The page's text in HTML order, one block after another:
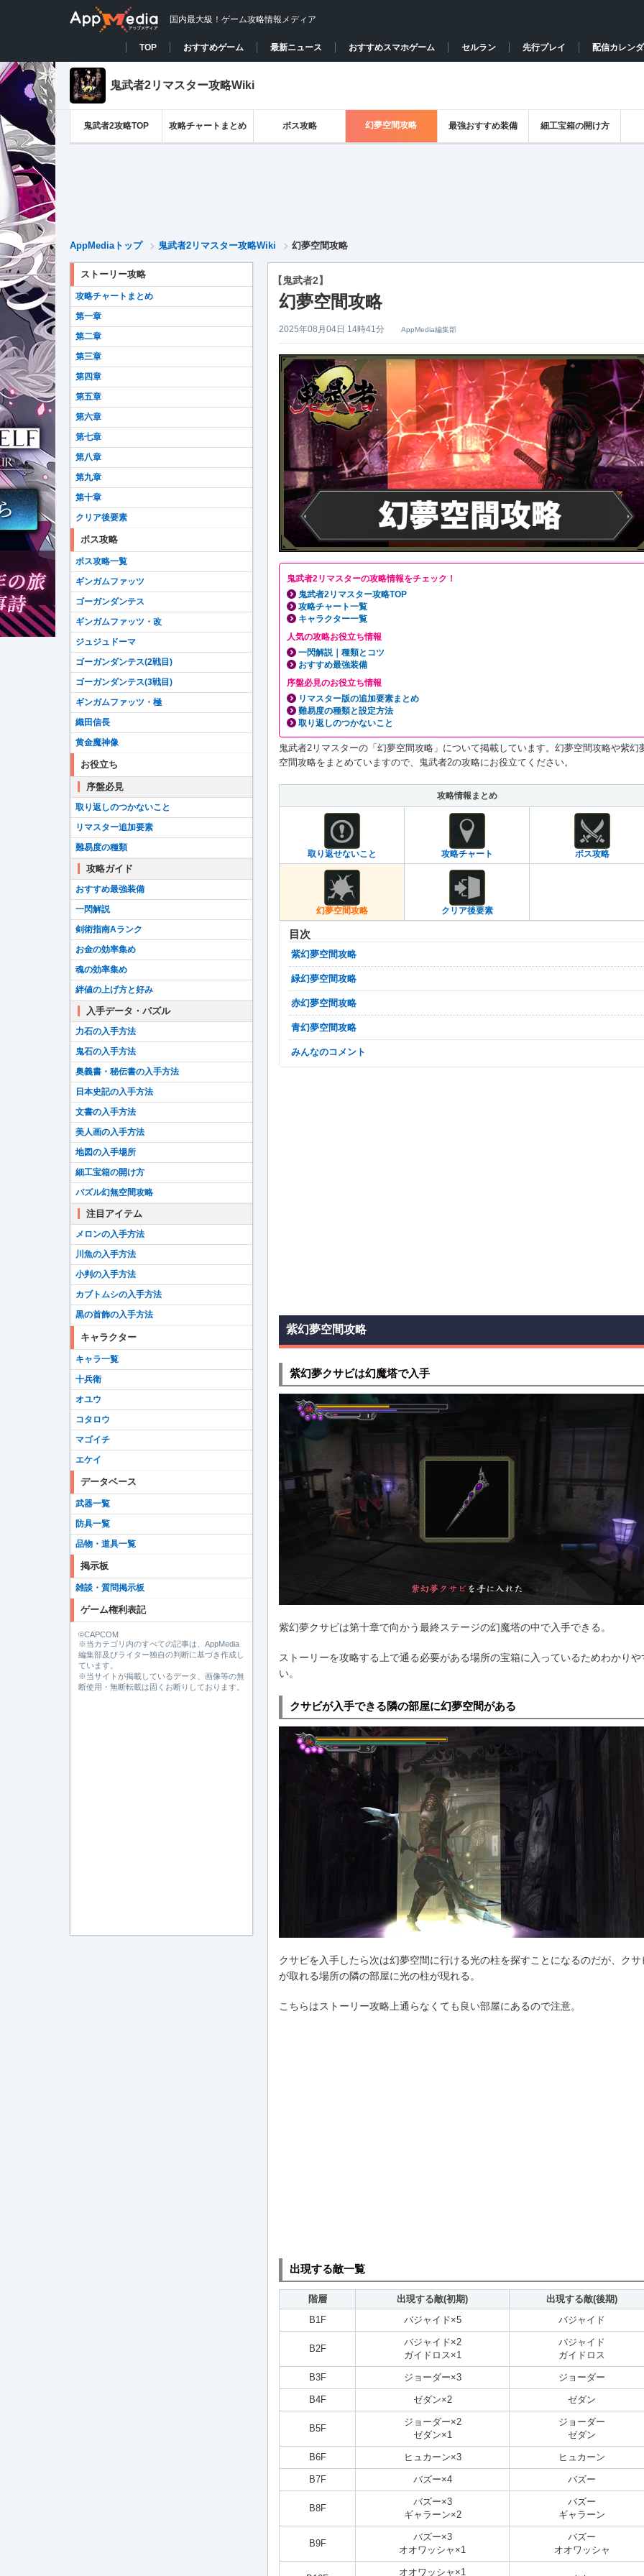
国内最大級！ゲーム攻略情報メディア
TOP おすすめゲーム 最新ニュース おすすめスマホゲーム セルラン 先行プレイ 配信カレン
鬼武者2リマスター攻略Wiki
鬼武者2攻略TOP 攻略チャートまとめ ボス攻略 幻夢空間攻略 最強おすすめ装備 細工宝箱の開け方
AppMediaトップ 鬼武者2リマスター攻略Wiki 幻夢空間攻略
【鬼武者2】
幻夢空間攻略
2025年08月04日 14時41分 AppMedia編集部
鬼武者2リマスターの攻略情報をチェック！
鬼武者2リマスター攻略TOP
攻略チャート一覧
キャラクター一覧
人気の攻略お役立ち情報
一閃解説｜種類とコツ
おすすめ最強装備
序盤必見のお役立ち情報
リマスター版の追加要素まとめ
難易度の種類と設定方法
取り返しのつかないこと
鬼武者2リマスターの「幻夢空間攻略」について掲載しています。幻夢空間攻略や紫幻
空間攻略をまとめていますので、鬼武者2の攻略にお役立てください。
攻略情報まとめ
取り返せないこと 攻略チャート ボス攻略
幻夢空間攻略 クリア後要素
目次
紫幻夢空間攻略
緑幻夢空間攻略
赤幻夢空間攻略
青幻夢空間攻略
みんなのコメント
紫幻夢空間攻略
紫幻夢クサビは幻魔塔で入手
紫幻夢クサビは第十章で向かう最終ステージの幻魔塔の中で入手できる。
ストーリーを攻略する上で通る必要がある場所の宝箱に入っているためわかりや
い。
クサビが入手できる隣の部屋に幻夢空間がある
クサビを入手したら次は幻夢空間に行ける光の柱を探すことになるのだが、クサ
が取れる場所の隣の部屋に光の柱が現れる。
こちらはストーリー攻略上通らなくても良い部屋にあるので注意。
出現する敵一覧
階層 出現する敵(初期)
出現する敵(後期)
B1F
バジャイド×5 バジャイド
B2F
バジャイド×2
ガイドロス×1
バジャイド
ガイドロス
B3F ジョーダー×3 ジョーダー
B4F ゼダン×2 ゼダン
B5F
ジョーダー×2
ゼダン×1
ジョーダー
ゼダン
B6F ヒュカーン×3 ヒュカーン
B7F バズー×4 バズー
B8F
バズー×3
ギャラーン×2
バズー
ギャラーン
B9F
バズー×3
オオワッシャ×1
バズー
オオワッシャ
オオワッシャ×1
ストーリー攻略
攻略チャートまとめ
第一章
第二章
第三章
第四章
第五章
第六章
第七章
第八章
第九章
第十章
クリア後要素
ボス攻略
ボス攻略一覧
ギンガムファッツ
ゴーガンダンテス
ギンガムファッツ・改
ジュジュドーマ
ゴーガンダンテス(2戦目)
ゴーガンダンテス(3戦目)
ギンガムファッツ・極
織田信長
黄金魔神像
お役立ち
序盤必見
取り返しのつかないこと
リマスター追加要素
難易度の種類
攻略ガイド
おすすめ最強装備
一閃解説
剣術指南Aランク
お金の効率集め
魂の効率集め
絆値の上げ方と好み
入手データ・パズル
力石の入手方法
鬼石の入手方法
奥義書・秘伝書の入手方法
日本史記の入手方法
文書の入手方法
美人画の入手方法
地図の入手場所
細工宝箱の開け方
パズル幻無空間攻略
注目アイテム
メロンの入手方法
川魚の入手方法
小判の入手方法
カブトムシの入手方法
黒の首飾の入手方法
キャラクター
キャラ一覧
十兵衛
オユウ
コタロウ
マゴイチ
エケイ
データベース
武器一覧
防具一覧
品物・道具一覧
掲示板
雑談・質問掲示板
ゲーム権利表記
©CAPCOM
※当カテゴリ内のすべての記事は、AppMedia
編集部及びライター独自の判断に基づき作成し
ています。
※当サイトが掲載しているデータ、画像等の無
断使用・無断転載は固くお断りしております。